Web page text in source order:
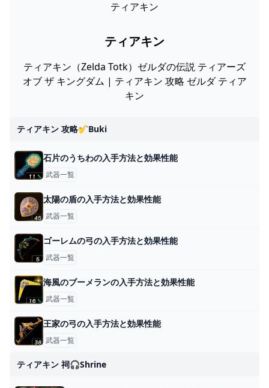
ティアキン
ティアキン
ティアキン（Zelda Totk）ゼルダの伝説 ティアーズ
オブ ザ キングダム | ティアキン 攻略 ゼルダ ティア
キン
ティアキン 攻略🎷buki
石片のうちわの入手方法と効果性能
武器一覧
太陽の盾の入手方法と効果性能
武器一覧
ゴーレムの弓の入手方法と効果性能
武器一覧
海風のブーメランの入手方法と効果性能
武器一覧
王家の弓の入手方法と効果性能
武器一覧
ティアキン 祠🎧shrine